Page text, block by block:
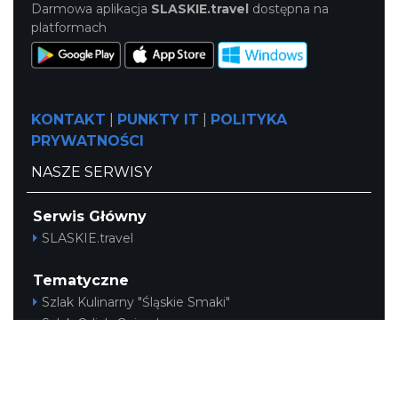
Darmowa aplikacja SLASKIE.travel dostępna na
platformach
KONTAKT PUNKTY IT
POLITYKA
PRYWATNOŚCI
NASZE SERWISY
Serwis Główny
SLASKIE.travel
Tematyczne
Szlak Kulinarny "Śląskie Smaki"
Szlak Orlich Gniazd